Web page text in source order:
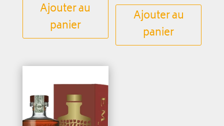
Ajouter au
panier
Ajouter au
panier